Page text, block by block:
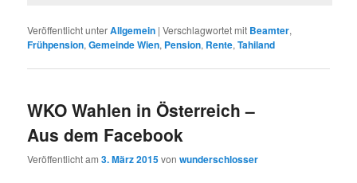
Veröffentlicht unterAllgemein |Verschlagwortet mit Beamter,
Frühpension,Gemeinde Wien, Pension, Rente,Tahiland
WKO Wahlen in Österreich –
Aus dem Facebook
Veröffentlicht am3. März 2015vonwunderschlosser